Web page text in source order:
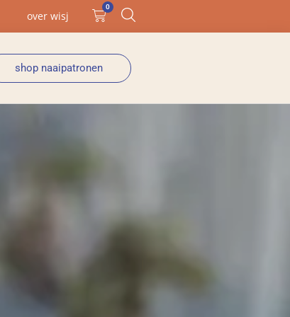
over wisj
0
shop naaipatronen